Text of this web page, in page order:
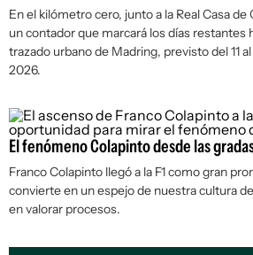
En el kilómetro cero, junto a la Real Casa
un contador que marcará los días restantes
trazado urbano de Madring, previsto del 11
2026.
El fenómeno Colapinto desde las
Franco Colapinto llegó a la F1 como gran
convierte en un espejo de nuestra cultura
en valorar procesos.